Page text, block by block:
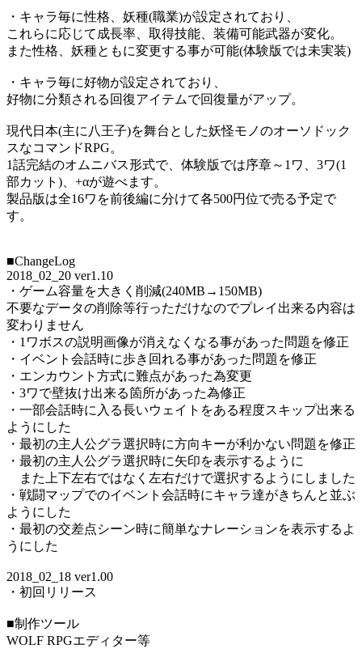
・キャラ毎に性格、妖種(職業)が設定されており、
これらに応じて成長率、取得技能、装備可能武器が変化。
また性格、妖種ともに変更する事が可能(体験版では未実装)
・キャラ毎に好物が設定されており、
好物に分類される回復アイテムで回復量がアップ。
現代日本(主に八王子)を舞台とした妖怪モノのオーソドック
スなコマンドRPG。
1話完結のオムニバス形式で、体験版では序章～1ワ、3ワ(1
部カット)、+αが遊べます。
製品版は全16ワを前後編に分けて各500円位で売る予定で
す。
■ChangeLog
2018_02_20 ver1.10
・ゲーム容量を大きく削減(240MB→150MB)
不要なデータの削除等行っただけなのでプレイ出来る内容は
変わりません
・1ワボスの説明画像が消えなくなる事があった問題を修正
・イベント会話時に歩き回れる事があった問題を修正
・エンカウント方式に難点があった為変更
・3ワで壁抜け出来る箇所があった為修正
・一部会話時に入る長いウェイトをある程度スキップ出来る
ようにした
・最初の主人公グラ選択時に方向キーが利かない問題を修正
・最初の主人公グラ選択時に矢印を表示するように
また上下左右ではなく左右だけで選択するようにしました
・戦闘マップでのイベント会話時にキャラ達がきちんと並ぶ
ようにした
・最初の交差点シーン時に簡単なナレーションを表示するよ
うにした
2018_02_18 ver1.00
・初回リリース
■制作ツール
WOLF RPGエディター等